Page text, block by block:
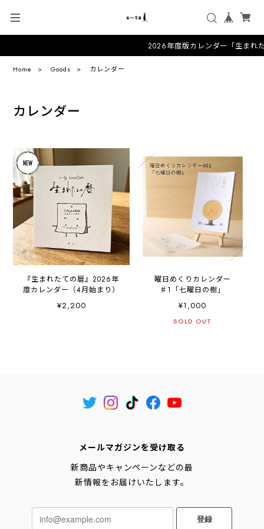
2026年度版カレンダー「生まれ
Home Goods カレンダー
カレンダー
『生まれたての暦』2026年
度カレンダー（4月始まり）
¥2,200
曜日めくりカレンダー
♯1「七曜日の樹」
¥1,000
SOLD OUT
メールマガジンを受け取る
新商品やキャンペーンなどの最
新情報をお届けいたします。
登録